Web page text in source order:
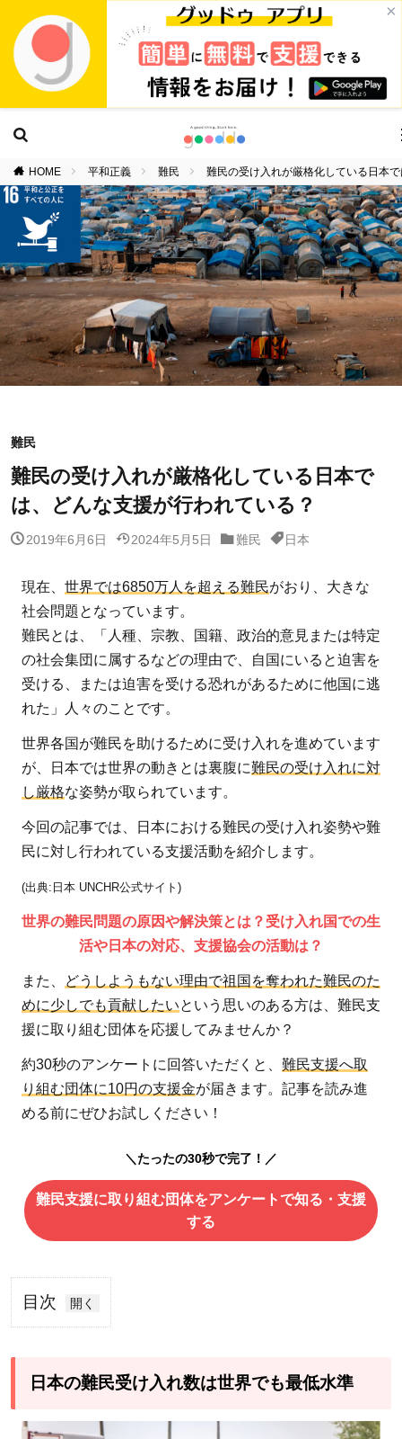
×
HOME 平和正義 難民 難民の受け入れが厳格化している日本
難民
難民の受け入れが厳格化している日本で
は、どんな支援が行われている？
2019年6月6日 2024年5月5日 難民 日本
現在、 世界では6850万人を超える難民がおり、大きな
社会問題となっています。
難民とは、「人種、宗教、国籍、政治的意見または特定
の社会集団に属するなどの理由で、自国にいると迫害を
受ける、または迫害を受ける恐れがあるために他国に逃
れた」人々のことです。
世界各国が難民を助けるために受け入れを進めています
が、日本では世界の動きとは裏腹に難民の受け入れに対
し厳格な姿勢が取られています。
今回の記事では、日本における難民の受け入れ姿勢や難
民に対し行われている支援活動を紹介します。
(出典:日本 UNCHR公式サイト)
世界の難民問題の原因や解決策とは？受け入れ国での生
活や日本の対応、支援協会の活動は？
また、
どうしようもない理由で祖国を奪われた難民のた
めに少しでも貢献したいという思いのある方は、難民支
援に取り組む団体を応援してみませんか？
約30秒のアンケートに回答いただくと、 難民支援へ取
り組む団体に10円の支援金が届きます。記事を読み進
める前にぜひお試しください！
＼たったの30秒で完了！／
難民支援に取り組む団体をアンケートで知る・支援
する
目次
1
本
難
日本の難民受け入れ数は世界でも最低水準